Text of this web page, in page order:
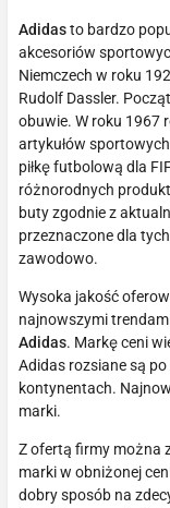
Adidasto bardzo
akcesoriów
Niemczech w roku
Rudolf Dassler.
obuwie. W roku 1967
artykułów
piłkę futbolową dla
różnorodnych
buty zgodnie z
przeznaczone dla
zawodowo.
Wysoka jakość
najnowszymi
Adidas. Markę ceni
Adidas rozsiane są
kontynentach.
marki.
Z ofertą firmy można
marki w obniżonej
dobry sposób na